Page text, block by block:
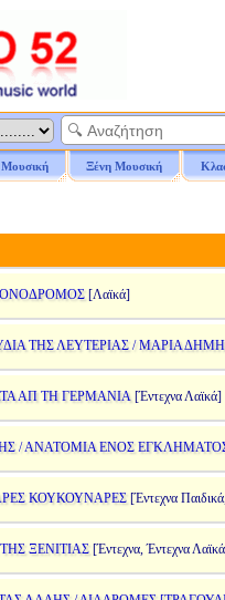
Μουσική Ξένη Μουσική
[Λαϊκά]
ΤΗΣ ΛΕΥΤΕΡΙΑΣ / ΜΑΡΙΑ
ΑΠ ΤΗ ΓΕΡΜΑΝΙΑ [Έντεχνα Λαϊκά]
/ ΑΝΑΤΟΜΙΑ ΕΝΟΣ
ΚΟΥΚΟΥΝΑΡΕΣ [Έντεχνα
ΞΕΝΙΤΙΑΣ [Έντεχνα, Έντεχνα